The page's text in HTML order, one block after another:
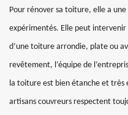
Pour rénover sa toiture, elle a
expérimentés. Elle peut
d’une toiture arrondie, plate ou
revêtement, l’équipe de
la toiture est bien étanche et très
artisans couvreurs respectent